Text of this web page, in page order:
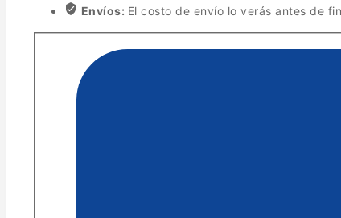
Envíos: El costo de envío lo verás antes de